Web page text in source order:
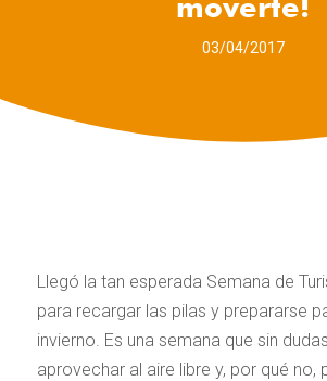
03/04/2017
Llegó la tan esperada Semana de
para recargar las pilas y prepararse
invierno. Es una semana que sin
aprovechar al aire libre y, por qué no,